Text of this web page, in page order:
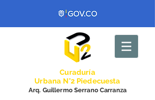
Curaduría
Urbana N°2 Piedecuesta
Arq. Guillermo Serrano Carranza